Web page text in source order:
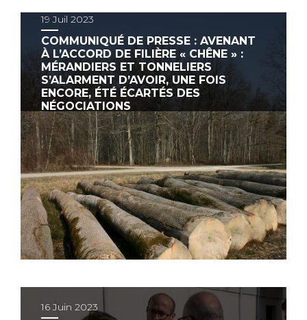
19 Juil 2023
COMMUNIQUÉ DE PRESSE : AVENANT
À L’ACCORD DE FILIÈRE « CHÊNE » :
MÉRANDIERS ET TONNELIERS
S’ALARMENT D’AVOIR, UNE FOIS
ENCORE, ÉTÉ ÉCARTÉS DES
NÉGOCIATIONS
16 Juin 2023